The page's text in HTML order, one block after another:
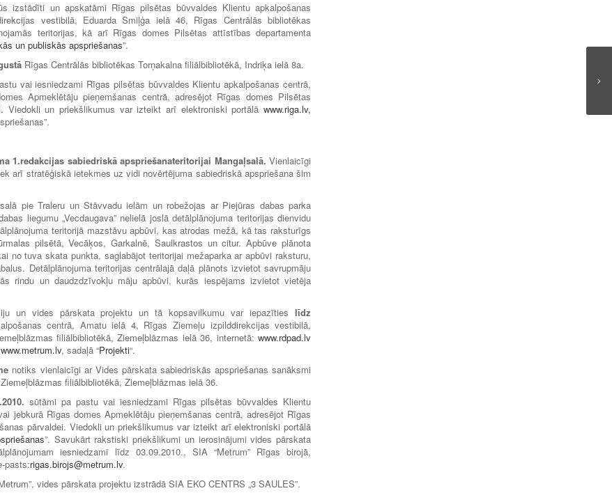
izstādīti un apskatāmi Rīgas pilsētas būvvaldes Klientu apkalpošanas
vestibilā, Eduarda Smiļģa ielā 46, Rīgas Centrālās bibliotēkas
teritorijas, kā arī Rīgas domes Pilsētas attīstības departamenta
un publiskās apspriešanas”.
Rīgas Centrālās bibliotēkas Torņakalna filiālbibliotēkā, Indriķa ielā 8a.
vai iesniedzami Rīgas pilsētas būvvaldes Klientu apkalpošanas centrā,
Apmeklētāju pieņemšanas centrā, adresējot Rīgas domes Pilsētas
Viedokli un priekšlikumus var izteikt arī elektroniski portālāwww.riga.lv,
1.redakcijas sabiedriskā apspriešanateritorijai Mangaļsalā. Vienlaicīgi
arī stratēģiskā ietekmes uz vidi novērtējuma sabiedriskā apspriešana šim
pie Traleru un Stāvvadu ielām un robežojas ar Piejūras dabas parka
liegumu „Vecdaugava” nelielā joslā detālplānojuma teritorijas dienvidu
teritorijā mazstāvu apbūvi, kas atrodas mežā, kā tas raksturīgs
pilsētā, Vecāķos, Garkalnē, Saulkrastos un citur. Apbūve plānota
no tuva skata punkta, saglabājot teritorijai mežaparka ar apbūvi raksturu,
Detālplānojuma teritorijas centrālajā daļā plānots izvietot savrupmāju
rindu un daudzdzīvokļu māju apbūvi, kurās iespējams izvietot vietēja
un vides pārskata projektu un tā kopsavilkumu var iepazīties līdz
centrā, Amatu ielā 4, Rīgas Ziemeļu izpilddirekcijas vestibilā,
filiālbibliotēkā, Ziemeļblāzmas ielā 36, internetā:www.rdpad.lv
www.metrum.lv, sadaļā “Projekti“.
notiks vienlaicīgi ar Vides pārskata sabiedriskās apspriešanas sanāksmi
filiālbibliotēkā, Ziemeļblāzmas ielā 36.
sūtāmi pa pastu vai iesniedzami Rīgas pilsētas būvvaldes Klientu
jebkurā Rīgas domes Apmeklētāju pieņemšanas centrā, adresējot Rīgas
pārvaldei. Viedokli un priekšlikumus var izteikt arī elektroniski portālā
”. Savukārt rakstiski priekšlikumi un ierosinājumi vides pārskata
iesniedzami līdz 03.09.2010., SIA “Metrum” Rīgas birojā,
pasts:rigas.birojs@metrum.lv.
vides pārskata projektu izstrādā SIA EKO CENTRS „3 SAULES”.